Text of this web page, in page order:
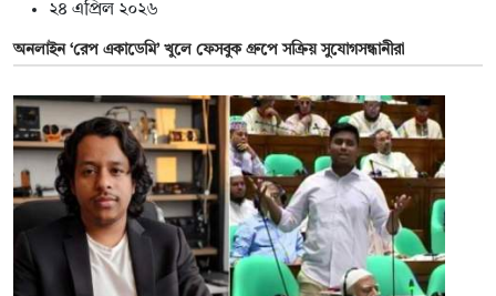
২৪ এপ্রিল ২০২৬
অনলাইন ‘রেপ একাডেমি’ খুলে ফেসবুক গ্রুপে সক্রিয় সুযোগসন্ধানীরা